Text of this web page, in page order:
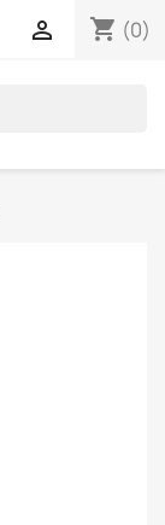
shopping_cart (0)
